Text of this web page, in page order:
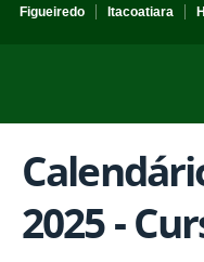
Figueiredo
Itacoatiara
2025 -